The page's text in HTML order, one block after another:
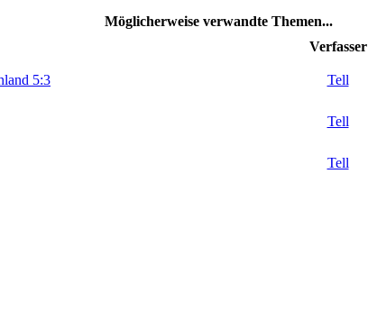
Möglicherweise verwandte Themen...
Verfasser
5:3 Tell
Tell
Tell